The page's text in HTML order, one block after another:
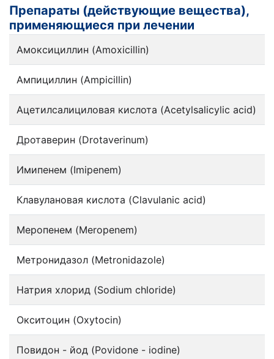
Препараты (действующие вещества),
применяющиеся при лечении
Амоксициллин (Amoxicillin)
Ампициллин (Ampicillin)
Ацетилсалициловая кислота (Acetylsalicylic acid)
Дротаверин (Drotaverinum)
Имипенем (Imipenem)
Клавулановая кислота (Clavulanic acid)
Меропенем (Meropenem)
Метронидазол (Metronidazole)
Натрия хлорид (Sodium chloride)
Окситоцин (Oxytocin)
Повидон - йод (Povidone - iodine)